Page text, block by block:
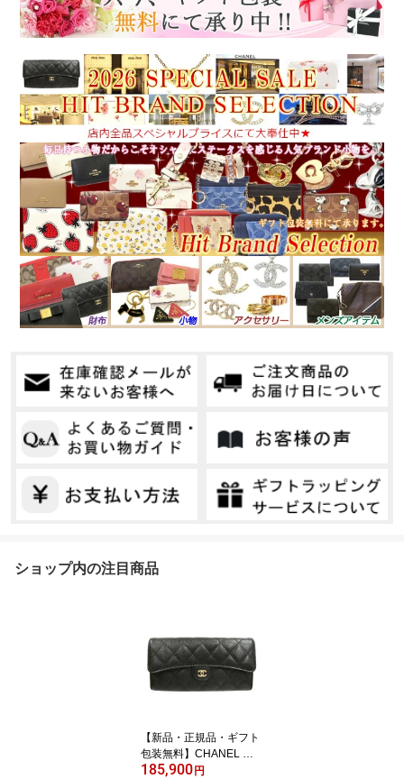
ショップ内の注目商品
【新品・正規品・ギフト
包装無料】CHANEL シ
ャネル 財布 マトラッセ
185,900 円